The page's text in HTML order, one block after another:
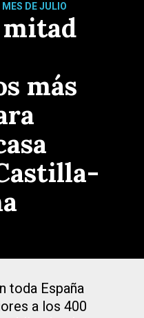
MES DE JULIO
mitad
más
toda España
a los 400